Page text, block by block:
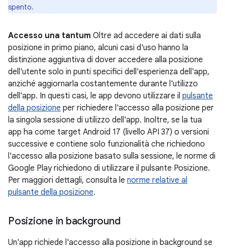
spento.
Accesso una tantum Oltre ad accedere ai dati sulla
posizione in primo piano, alcuni casi d'uso hanno la
distinzione aggiuntiva di dover accedere alla posizione
dell'utente solo in punti specifici dell'esperienza dell'app,
anziché aggiornarla costantemente durante l'utilizzo
dell'app. In questi casi, le app devono utilizzare il pulsante
della posizione per richiedere l'accesso alla posizione per
la singola sessione di utilizzo dell'app. Inoltre, se la tua
app ha come target Android 17 (livello API 37) o versioni
successive e contiene solo funzionalità che richiedono
l'accesso alla posizione basato sulla sessione, le norme di
Google Play richiedono di utilizzare il pulsante Posizione.
Per maggiori dettagli, consulta le norme relative al
pulsante della posizione.
Posizione in background
Un'app richiede l'accesso alla posizione in background se